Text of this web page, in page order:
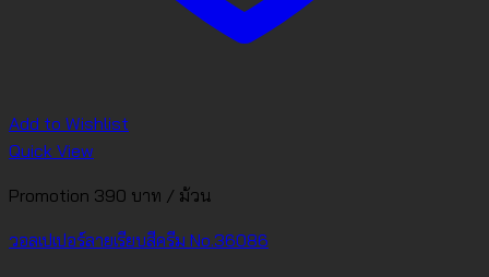
Add to Wishlist
Quick View
Promotion 390 บาท / ม้วน
วอลเปเปอร์ลายเรียบสีครีม No.36086